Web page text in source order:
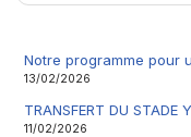
Notre programme pour
13/02/2026
TRANSFERT DU STADE
11/02/2026